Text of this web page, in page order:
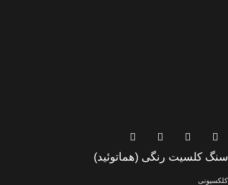
سنگ کلسیت رنگی (هماتوئید)
کلکسیونی